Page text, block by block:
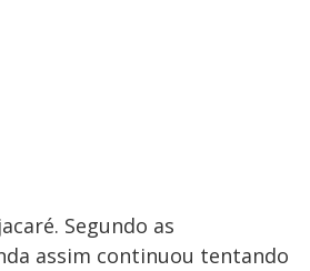
Segundo as
assim continuou tentando